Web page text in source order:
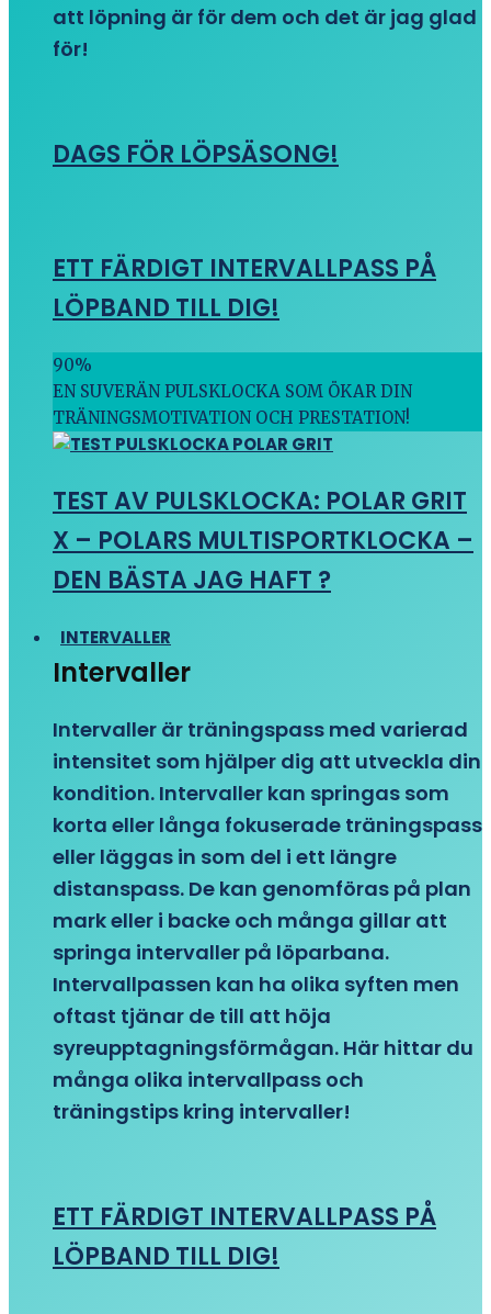
att löpning är för dem och det är jag glad
för!
DAGS FÖR LÖPSÄSONG!
ETT FÄRDIGT INTERVALLPASS PÅ
LÖPBAND TILL DIG!
90%
EN SUVERÄN PULSKLOCKA SOM ÖKAR DIN
TRÄNINGSMOTIVATION OCH PRESTATION!
TEST AV PULSKLOCKA: POLAR GRIT
X – POLARS MULTISPORTKLOCKA –
DEN BÄSTA JAG HAFT ?
INTERVALLER
Intervaller
Intervaller är träningspass med varierad
intensitet som hjälper dig att utveckla din
kondition. Intervaller kan springas som
korta eller långa fokuserade träningspass
eller läggas in som del i ett längre
distanspass. De kan genomföras på plan
mark eller i backe och många gillar att
springa intervaller på löparbana.
Intervallpassen kan ha olika syften men
oftast tjänar de till att höja
syreupptagningsförmågan. Här hittar du
många olika intervallpass och
träningstips kring intervaller!
ETT FÄRDIGT INTERVALLPASS PÅ
LÖPBAND TILL DIG!